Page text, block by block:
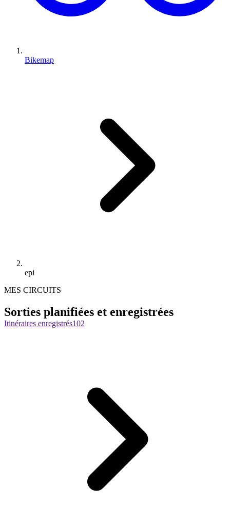
Bikemap
epi
MES CIRCUITS
Sorties planifiées et enregistrées
Itinéraires enregistrés102